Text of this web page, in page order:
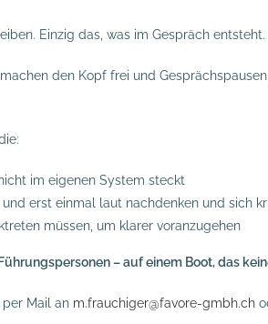
Einzig das, was im Gespräch entsteht.
den Kopf frei und
im eigenen System steckt
erst einmal laut nachdenken und sich
müssen, um klarer voranzugehen
– auf einem Boot, das
per Mail an m.frauchiger@favore-gmbh.ch